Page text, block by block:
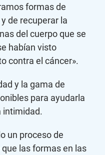
formas de
de recuperar la
del cuerpo que se
habían visto
contra el cáncer».
y la gama de
para ayudarla
intimidad.
un proceso de
las formas en las